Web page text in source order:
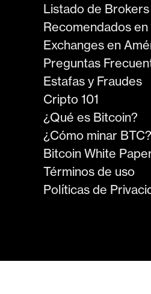
Listado de Brokers
Recomendados
Exchanges en
Preguntas
Estafas y Fraudes
Cripto 101
¿Qué es Bitcoin?
¿Cómo minar BTC?
Bitcoin White
Términos de uso
Políticas de